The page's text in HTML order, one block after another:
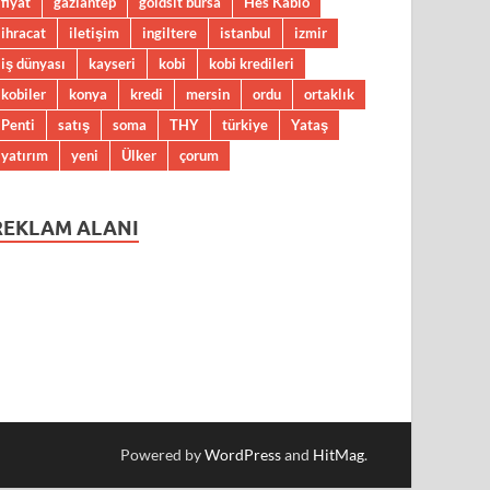
ihracat
iletişim ingiltere istanbul
izmir
iş dünyası
kayseri kobi
kobi kredileri
kobiler
konya kredi mersin ordu
ortaklık
Penti
satış soma THY türkiye
Yataş
yatırım
yeni Ülker çorum
ALANI
Powered byWordPressand HitMag.